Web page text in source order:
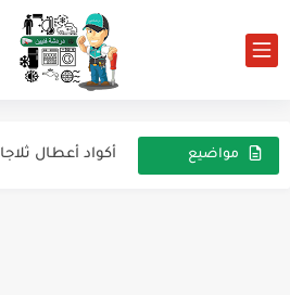
مواضيع